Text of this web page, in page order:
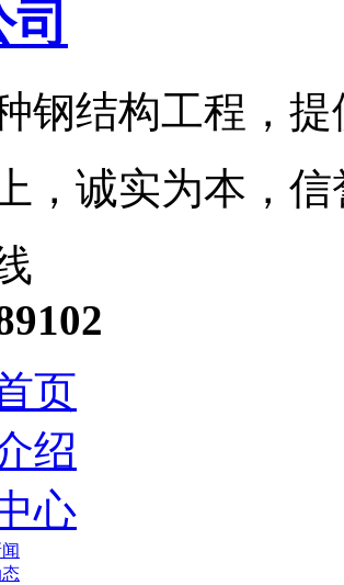
钢结构工程，
，诚实为本，信
页
绍
心